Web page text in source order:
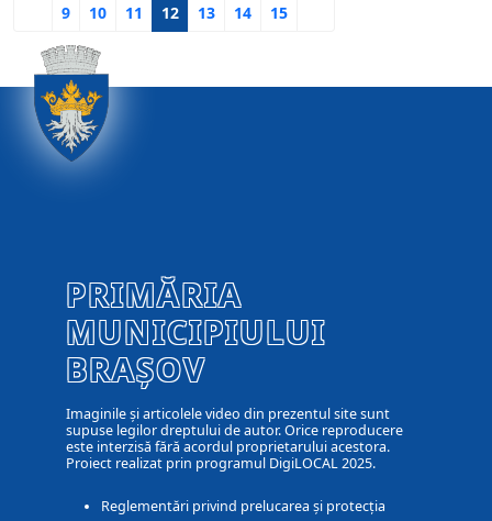
9 10 11 12 13 14 15
PRIMĂRIA
MUNICIPIULUI
BRAȘOV
Imaginile și articolele video din prezentul site sunt
supuse legilor dreptului de autor. Orice reproducere
este interzisă fără acordul proprietarului acestora.
Proiect realizat prin programul DigiLOCAL 2025.
Reglementări privind prelucarea și protecția